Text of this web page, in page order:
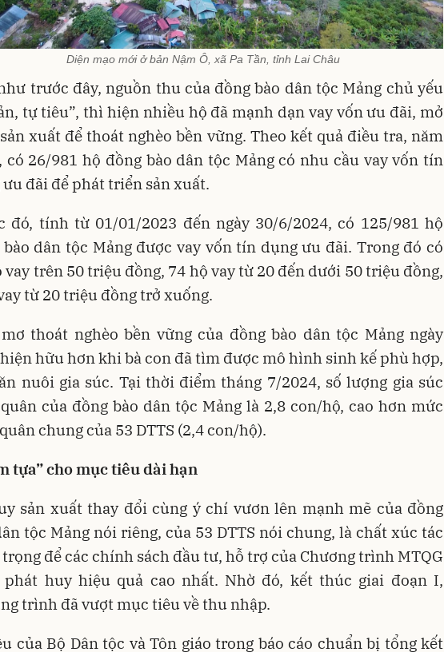
Diện mạo mới ở bản Nậm Ô, xã Pa Tần, tỉnh Lai Châu
trước đây, nguồn thu của đồng bào dân tộc Mảng chủ yếu
tự tiêu”, thì hiện nhiều hộ đã mạnh dạn vay vốn ưu đãi, mở
xuất để thoát nghèo bền vững. Theo kết quả điều tra, năm
có 26/981 hộ đồng bào dân tộc Mảng có nhu cầu vay vốn tín
đãi để phát triển sản xuất.
đó, tính từ 01/01/2023 đến ngày 30/6/2024, có 125/981 hộ
bào dân tộc Mảng được vay vốn tín dụng ưu đãi. Trong đó có
vay trên 50 triệu đồng, 74 hộ vay từ 20 đến dưới 50 triệu đồng,
từ 20 triệu đồng trở xuống.
thoát nghèo bền vững của đồng bào dân tộc Mảng ngày
hữu hơn khi bà con đã tìm được mô hình sinh kế phù hợp,
nuôi gia súc. Tại thời điểm tháng 7/2024, số lượng gia súc
của đồng bào dân tộc Mảng là 2,8 con/hộ, cao hơn mức
chung của 53 DTTS (2,4 con/hộ).
tựa” cho mục tiêu dài hạn
sản xuất thay đổi cùng ý chí vươn lên mạnh mẽ của đồng
tộc Mảng nói riêng, của 53 DTTS nói chung, là chất xúc tác
để các chính sách đầu tư, hỗ trợ của Chương trình MTQG
phát huy hiệu quả cao nhất. Nhờ đó, kết thúc giai đoạn I,
trình đã vượt mục tiêu về thu nhập.
của Bộ Dân tộc và Tôn giáo trong báo cáo chuẩn bị tổng kết